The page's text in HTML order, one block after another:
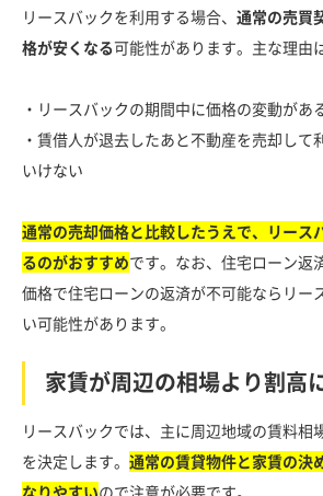
リースバックを利用する場合、 通常の売買
格が安くなる可能性があります。主な理由
・リースバックの期間中に価格の変動があ
・賃借人が退去したあと不動産を売却して
いけない
通常の売却価格と比較したうえで、リース
るのがおすすめです。なお、住宅ローン返
価格で住宅ローンの返済が不可能ならリー
い可能性があります。
家賃が周辺の相場より割高
リースバックでは、主に周辺地域の賃料相
を決定します。 通常の賃貸物件と家賃の決